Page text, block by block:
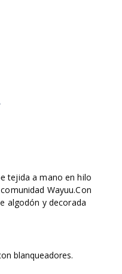
tejida a mano en hilo
Wayuu.Con
algodón y decorada
blanqueadores.